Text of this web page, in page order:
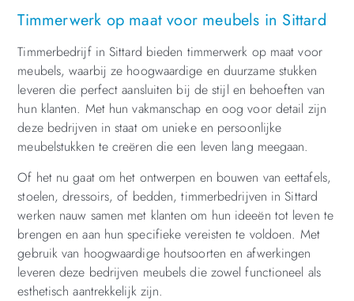
Timmerwerk op maat voor meubels in Sittard
Timmerbedrijf in Sittard bieden timmerwerk op maat voor
meubels, waarbij ze hoogwaardige en duurzame stukken
leveren die perfect aansluiten bij de stijl en behoeften van
hun klanten. Met hun vakmanschap en oog voor detail zijn
deze bedrijven in staat om unieke en persoonlijke
meubelstukken te creëren die een leven lang meegaan.
Of het nu gaat om het ontwerpen en bouwen van eettafels,
stoelen, dressoirs, of bedden, timmerbedrijven in Sittard
werken nauw samen met klanten om hun ideeën tot leven te
brengen en aan hun specifieke vereisten te voldoen. Met
gebruik van hoogwaardige houtsoorten en afwerkingen
leveren deze bedrijven meubels die zowel functioneel als
esthetisch aantrekkelijk zijn.